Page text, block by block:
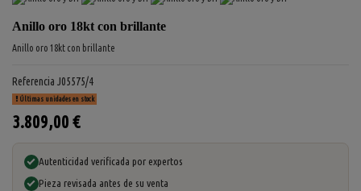
Anillo oro 18kt con brillante
Anillo oro 18kt con brillante
Referencia J05575/4
Últimas unidades en stock
3.809,00 €
Autenticidad verificada por expertos
Pieza revisada antes de su venta